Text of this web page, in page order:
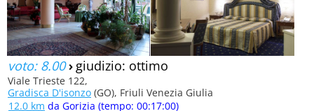
voto: 8.00› giudizio: ottimo
Viale Trieste 122,
Gradisca D'isonzo (GO), Friuli Venezia Giulia
12.0 km da Gorizia (tempo: 00:17:00)